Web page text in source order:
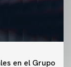
en el Grupo